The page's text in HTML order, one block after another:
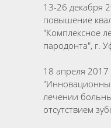
13-26 декабря
повышение
"Комплексное
пародонта", г.
18 апреля 2017
лечении
отсутствием